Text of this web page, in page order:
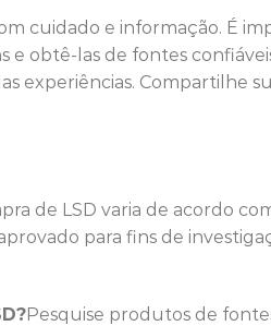
cuidado e informação. É
obtê-las de fontes
experiências. Compartilhe
de LSD varia de acordo
para fins de
Pesquise produtos de